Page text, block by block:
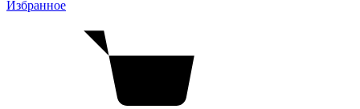
Избранное